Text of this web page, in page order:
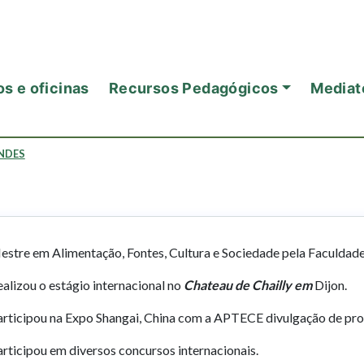
e oficinas Recursos Pedagógicos
em Alimentação, Fontes, Cultura e Sociedade pela
o estágio internacional no Chateau de Chailly emDijon.
na Expo Shangai, China com a APTECE divulgação de
em diversos concursos internacionais.